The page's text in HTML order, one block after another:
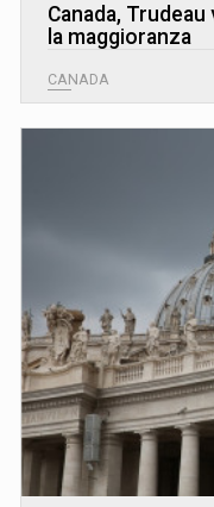
Canada,
la maggioranza
CANADA